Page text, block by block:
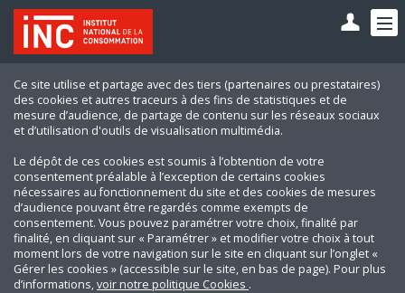
Ce site utilise et partage avec des tiers (partenaires ou prestataires)
des cookies et autres traceurs à des fins de statistiques et de
mesure d’audience, de partage de contenu sur les réseaux sociaux
et d’utilisation d'outils de visualisation multimédia.
Le dépôt de ces cookies est soumis à l’obtention de votre
consentement préalable à l’exception de certains cookies
nécessaires au fonctionnement du site et des cookies de mesures
d’audience pouvant être regardés comme exempts de
consentement. Vous pouvez paramétrer votre choix, finalité par
finalité, en cliquant sur « Paramétrer » et modifier votre choix à tout
moment lors de votre navigation sur le site en cliquant sur l’onglet «
Gérer les cookies » (accessible sur le site, en bas de page). Pour plus
d’informations,voir notre politique Cookies .